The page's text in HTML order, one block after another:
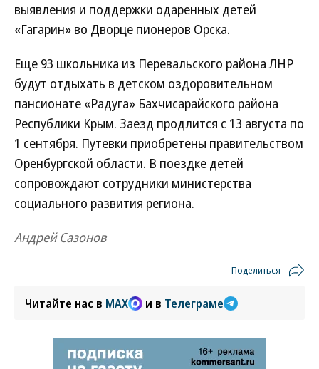
выявления и поддержки одаренных детей
«Гагарин» во Дворце пионеров Орска.
Еще 93 школьника из Перевальского района ЛНР
будут отдыхать в детском оздоровительном
пансионате «Радуга» Бахчисарайского района
Республики Крым. Заезд продлится с 13 августа по
1 сентября. Путевки приобретены правительством
Оренбургской области. В поездке детей
сопровождают сотрудники министерства
социального развития региона.
Андрей Сазонов
Поделиться
Читайте нас в MAX и в Телеграме